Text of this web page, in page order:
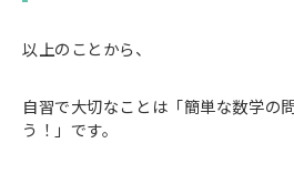
以上のことから、
自習で大切なことは「簡単な数学の
う！」です。